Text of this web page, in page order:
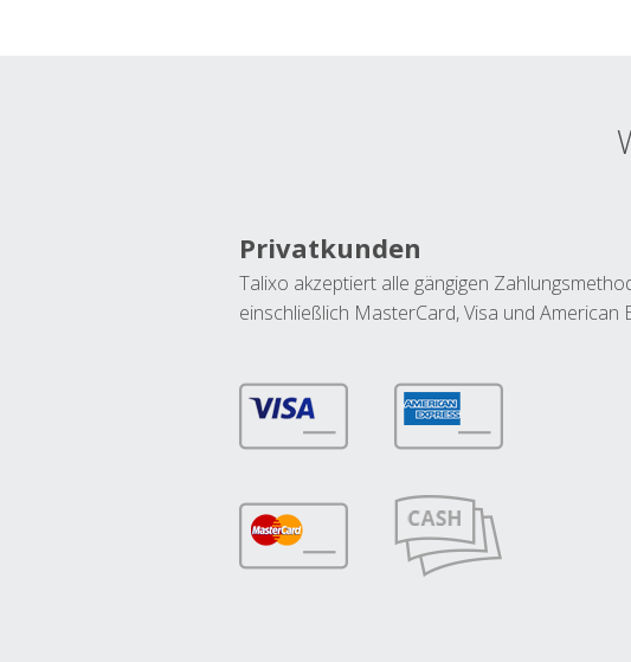
Privatkunden
Talixo akzeptiert alle gängigen
einschließlich MasterCard, Visa und American